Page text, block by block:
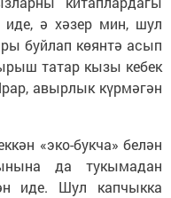
иде, ә хәзер мин, шул
буйлап көянтә асып
татар кызы кебек
авырлык күрмәгән
«эко-букча» белән
да тукымадан
иде. Шул капчыкка